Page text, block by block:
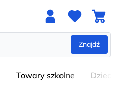
Znajdź
Towary szkolne